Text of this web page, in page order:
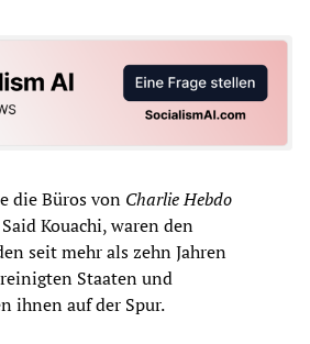
die Büros von Charlie Hebdo
Kouachi, waren den
seit mehr als zehn Jahren
Staaten und
ihnen auf der Spur.